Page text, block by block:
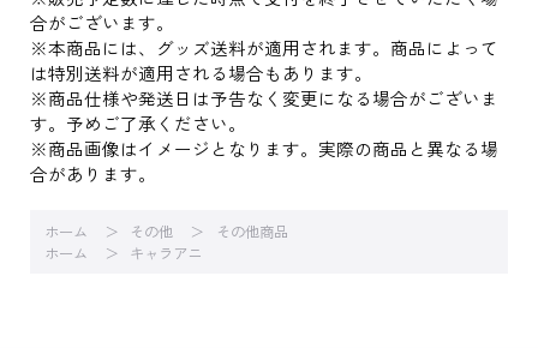
合がございます。
※本商品には、グッズ送料が適用されます。商品によって
は特別送料が適用される場合もあります。
※商品仕様や発送日は予告なく変更になる場合がございま
す。予めご了承ください。
※商品画像はイメージとなります。実際の商品と異なる場
合があります。
ホーム その他
その他商品
ホーム
キャラアニ